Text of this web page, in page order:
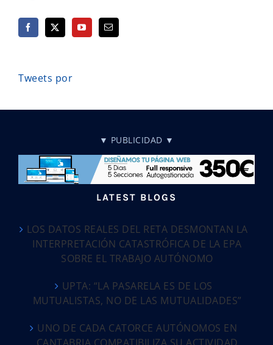
Tweets por
▼ PUBLICIDAD ▼
LATEST BLOGS
LOS DATOS REALES DEL RETA DESMONTAN LA
INTERPRETACIÓN CATASTRÓFICA DE LA EPA
SOBRE EL TRABAJO AUTÓNOMO
UPTA: “LA PASARELA ES DE LOS
MUTUALISTAS, NO DE LAS MUTUALIDADES”
UNO DE CADA CATORCE AUTÓNOMOS EN